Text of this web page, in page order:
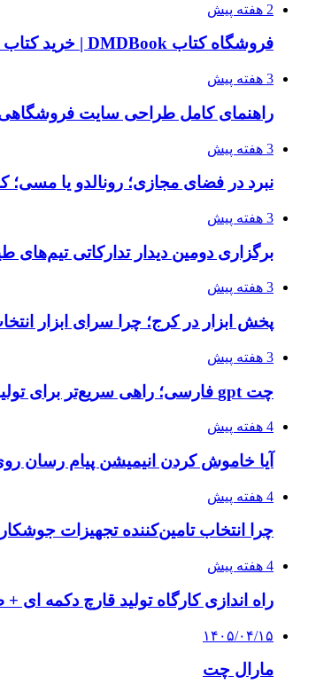
2 هفته پیش
فروشگاه کتاب DMDBook | خرید کتاب فانتزی، عاشقانه، دارک رومنس و رمان بدون حذفیات
3 هفته پیش
راهنمای کامل طراحی سایت
3 هفته پیش
نبرد در فضای مجازی؛ رونالدو یا مسی؛
3 هفته پیش
برگزاری دومین دیدار تدارکاتی
3 هفته پیش
پخش ابزار در کرج؛ چرا سرای ابزار
3 هفته پیش
چت gpt فارسی؛ راهی سریع‌تر برای تولید محتوای حرفه‌ای و بازاریابی هوشمند
4 هفته پیش
آیا خاموش کردن انیمیشن پیام رسان روی گوشی ۳ گیگ رم واقعا اثر
4 هفته پیش
چرا انتخاب تامین‌کننده تجهیزات
4 هفته پیش
راه اندازی کارگاه تولید قارچ دکمه ای
۱۴۰۵/۰۴/۱۵
مارال چت